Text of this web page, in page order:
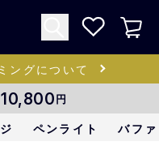
ングについて
10,800円
ペンライト バフ